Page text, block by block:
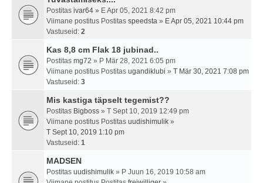
Postitas ivar64 » E Apr 05, 2021 8:42 pm
Viimane postitus Postitas speedsta » E Apr 05, 2021 10:44 pm
Vastuseid: 2
Kas 8,8 cm Flak 18 jubinad..
Postitas mg72 » P Mär 28, 2021 6:05 pm
Viimane postitus Postitas ugandiklubi » T Mär 30, 2021 7:08 pm
Vastuseid: 3
Mis kastiga täpselt tegemist??
Postitas Bigboss » T Sept 10, 2019 12:49 pm
Viimane postitus Postitas uudishimulik »
T Sept 10, 2019 1:10 pm
Vastuseid: 1
MADSEN
Postitas uudishimulik » P Juun 16, 2019 10:58 am